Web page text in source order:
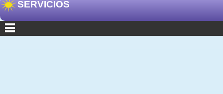
SERVICIOS